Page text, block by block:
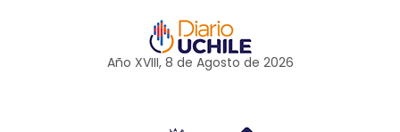
Año XVIII, 8 de Agosto de 2026